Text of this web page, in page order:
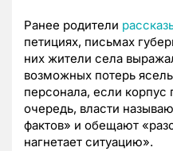
Ранее родители
петициях, письмах
них жители села
возможных потерь
персонала, если
очередь, власти
фактов» и обещают
нагнетает ситуацию».